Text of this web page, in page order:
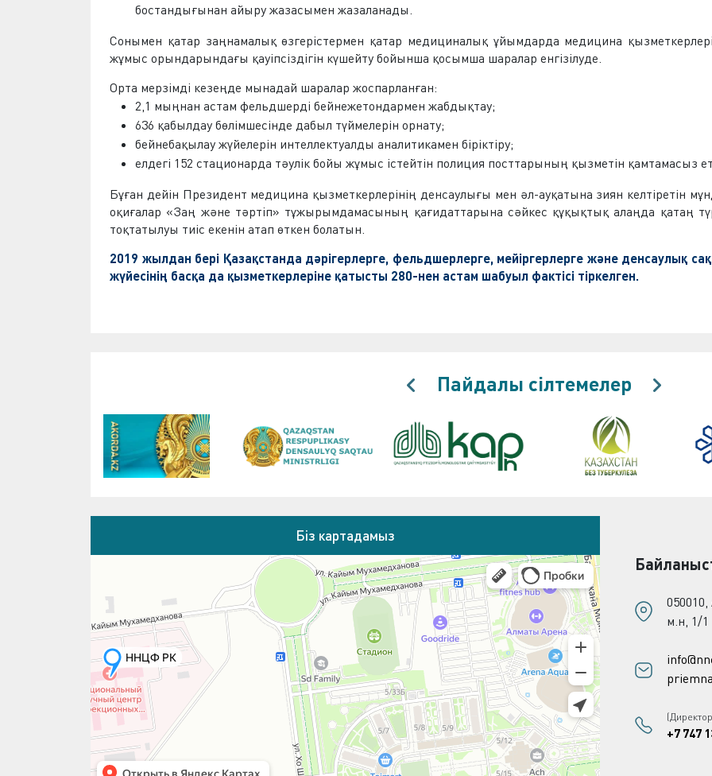
бостандығынан айыру жазасымен жазаланады.
Сонымен қатар заңнамалық өзгерістермен қатар медициналық ұйымдарда медицина
жұмыс орындарындағы қауіпсіздігін күшейту бойынша қосымша шаралар енгізілуде.
Орта мерзімді кезеңде мынадай шаралар жоспарланған:
2,1 мыңнан астам фельдшерді бейнежетондармен жабдықтау;
636 қабылдау бөлімшесінде дабыл түймелерін орнату;
бейнебақылау жүйелерін интеллектуалды аналитикамен біріктіру;
елдегі 152 стационарда тәулік бойы жұмыс істейтін полиция посттарының қызметін қамтамасыз
Бұған дейін Президент медицина қызметкерлерінің денсаулығы мен әл-ауқатына зиян келтіретін
оқиғалар «Заң және тәртіп» тұжырымдамасының қағидаттарына сәйкес құқықтық алаңда қатаң
тоқтатылуы тиіс екенін атап өткен болатын.
2019 жылдан бері Қазақстанда дәрігерлерге, фельдшерлерге, мейіргерлерге және денсаулық
жүйесінің басқа да қызметкерлеріне қатысты 280-нен астам шабуыл фактісі тіркелген.
Пайдалы сілтемелер
Біз картадамыз
м.н, 1/1
+7 747